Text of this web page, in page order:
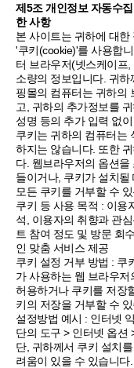
제5조 개인정보 자동수
한 사항
본 사이트는 귀하에 대
'쿠키(cookie)'를 사용합
터 브라우저(넷스케이프
소량의 정보입니다. 귀
핑몰의 컴퓨터는 귀하의
고, 귀하의 추가정보를
성명 등의 추가 입력 없
쿠키는 귀하의 컴퓨터는
하지는 않습니다. 또한
다. 웹브라우저의 옵션
들이거나, 쿠키가 설치
모든 쿠키를 거부할 수
쿠키 등 사용 목적 : 이용
석, 이용자의 취향과 관
트 참여 정도 및 방문 회
인 맞춤 서비스 제공
쿠키 설정 거부 방법 : 쿠
가 사용하는 웹 브라우
허용하거나 쿠키를 저장
키의 저장을 거부할 수 있
설정방법 예시 : 인터넷
단의 도구 > 인터넷 옵션
단, 귀하께서 쿠키 설치
려움이 있을 수 있습니다.